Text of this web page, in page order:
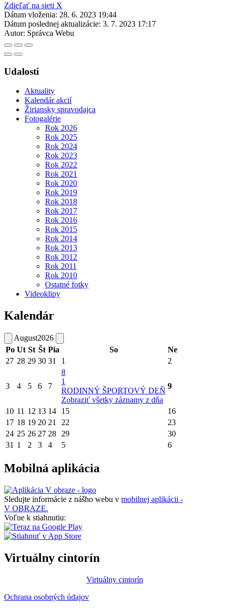
Zdieľať na sieti X
Dátum vloženia: 28. 6. 2023 19:44
Dátum poslednej aktualizácie: 3. 7. 2023 17:17
Autor: Správca Webu
Udalosti
Aktuality
Kalendár akcií
Žiriansky spravodajca
Fotogalérie
Rok 2026
Rok 2025
Rok 2024
Rok 2023
Rok 2022
Rok 2021
Rok 2020
Rok 2019
Rok 2018
Rok 2017
Rok 2016
Rok 2015
Rok 2014
Rok 2013
Rok 2012
Rok 2011
Rok 2010
Ostatné fotky
Videoklipy
Kalendár
August2026
Po Ut St Št Pia So
Ne
27 28 29 30 31 1 2
3 4 5 6 7
8
1
RODINNÝ ŠPORTOVÝ DEŇ
Zobraziť všetky záznamy z dňa
9
10 11 12 13 14 15
16
17 18 19 20 21 22
23
24 25 26 27 28 29
30
31 1 2 3 4 5 6
Mobilná aplikácia
Sledujte informácie z nášho webu v mobilnej aplikácii -
V OBRAZE.
Voľne k stiahnutiu:
Virtuálny cintorín
Virtuálny cintorín
Ochrana osobných údajov